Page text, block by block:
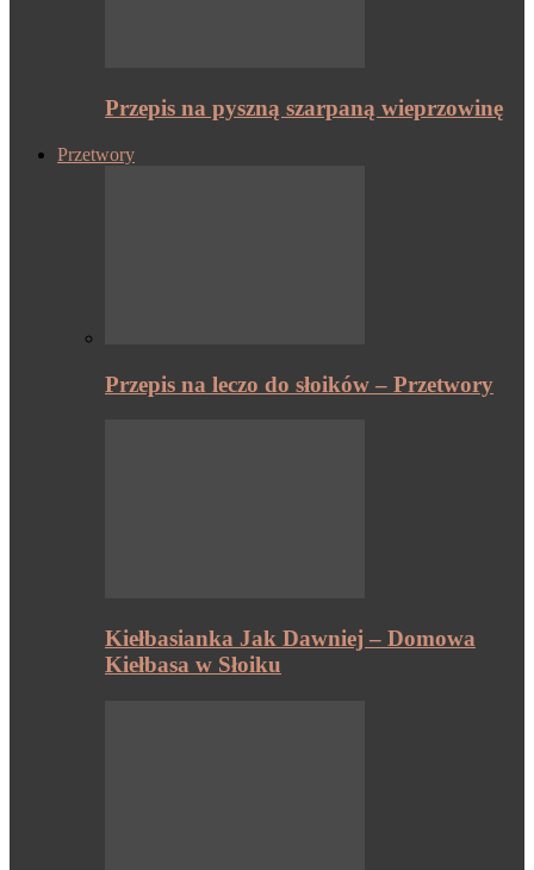
Przepis na pyszną szarpaną wieprzowinę
Przetwory
Przepis na leczo do słoików – Przetwory
Kiełbasianka Jak Dawniej – Domowa
Kiełbasa w Słoiku